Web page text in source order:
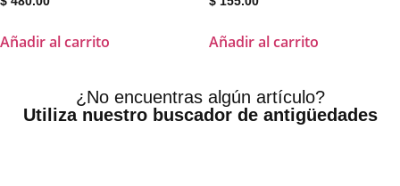
Añadir al carrito Añadir al carrito
¿No encuentras algún artículo?
Utiliza nuestro buscador de antigüedades